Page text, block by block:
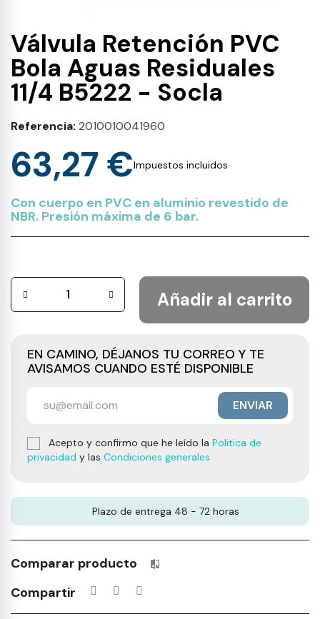
Válvula Retención PVC
Bola Aguas Residuales
11/4 B5222 - Socla
Referencia 2010010041960
63,27 €Impuestos incluidos
Con cuerpo en PVC en aluminio revestido de
NBR. Presión máxima de 6 bar.
Añadir al carrito
EN CAMINO, DÉJANOS TU CORREO Y TE
AVISAMOS CUANDO ESTÉ DISPONIBLE
ENVIAR
Acepto y confirmo que he leído la Politica de
privacidad y las Condiciones generales
Plazo de entrega 48 - 72 horas
Comparar producto Productos incluidos en tu lista
Compartir